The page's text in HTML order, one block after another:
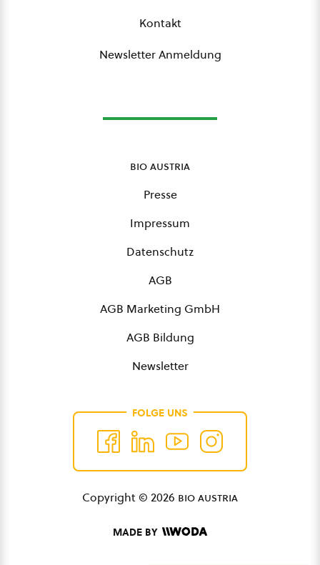
Kontakt
Newsletter Anmeldung
bio austria
Presse
Impressum
Datenschutz
AGB
AGB Marketing GmbH
AGB Bildung
Newsletter
FOLGE UNS
Copyright © 2026 bio austria
MADE BY